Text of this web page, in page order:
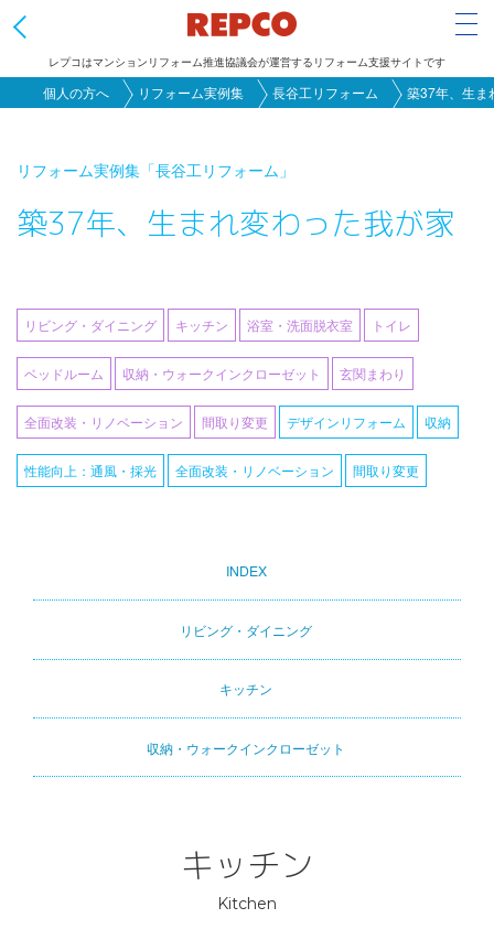
ツ
に
動
レプコはマンションリフォーム推進協議会が運営するリフォーム支援サイトです
個人の方へ リフォーム実例集 長谷工リフォーム 築37年、生ま
リフォーム実例集 「長谷工リフォーム」
築37年、生まれ変わった我が家
Primary
INDEX
リビング・ダイニング
キッチン
収納・ウォークインクローゼット
デザインリフォーム 収納
性能向上：通風・採光 全面改装・リノベーション 間取り変更
リビング・ダイニング キッチン 浴室・洗面脱衣室 トイレ
ベッドルーム 収納・ウォークインクローゼット 玄関まわり
全面改装・リノベーション 間取り変更
キッチン
Kitchen